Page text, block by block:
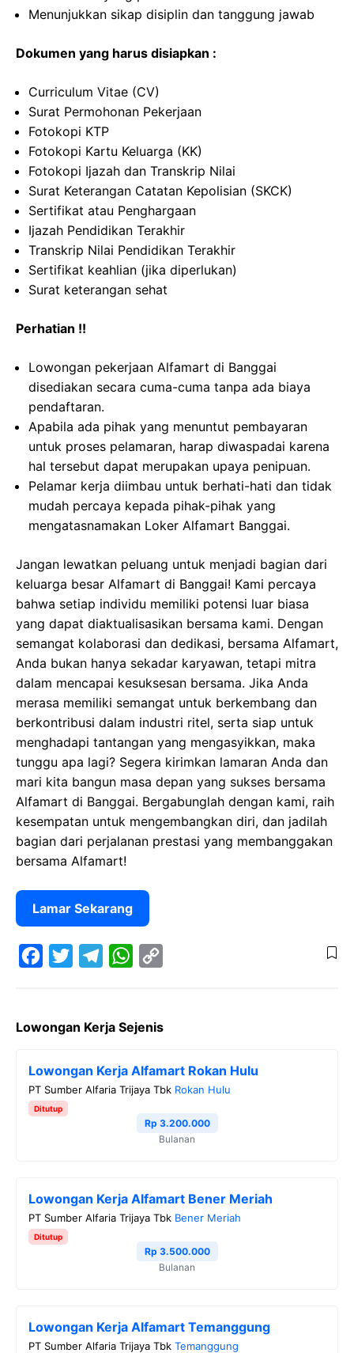
Menunjukkan sikap disiplin dan tanggung jawab
Dokumen yang harus disiapkan :
Curriculum Vitae (CV)
Surat Permohonan Pekerjaan
Fotokopi KTP
Fotokopi Kartu Keluarga (KK)
Fotokopi Ijazah dan Transkrip Nilai
Surat Keterangan Catatan Kepolisian (SKCK)
Sertifikat atau Penghargaan
Ijazah Pendidikan Terakhir
Transkrip Nilai Pendidikan Terakhir
Sertifikat keahlian (jika diperlukan)
Surat keterangan sehat
Perhatian !!
Lowongan pekerjaan Alfamart di Banggai
disediakan secara cuma-cuma tanpa ada biaya
pendaftaran.
Apabila ada pihak yang menuntut pembayaran
untuk proses pelamaran, harap diwaspadai karena
hal tersebut dapat merupakan upaya penipuan.
Pelamar kerja diimbau untuk berhati-hati dan tidak
mudah percaya kepada pihak-pihak yang
mengatasnamakan Loker Alfamart Banggai.
Jangan lewatkan peluang untuk menjadi bagian dari
keluarga besar Alfamart di Banggai! Kami percaya
bahwa setiap individu memiliki potensi luar biasa
yang dapat diaktualisasikan bersama kami. Dengan
semangat kolaborasi dan dedikasi, bersama Alfamart,
Anda bukan hanya sekadar karyawan, tetapi mitra
dalam mencapai kesuksesan bersama. Jika Anda
merasa memiliki semangat untuk berkembang dan
berkontribusi dalam industri ritel, serta siap untuk
menghadapi tantangan yang mengasyikkan, maka
tunggu apa lagi? Segera kirimkan lamaran Anda dan
mari kita bangun masa depan yang sukses bersama
Alfamart di Banggai. Bergabunglah dengan kami, raih
kesempatan untuk mengembangkan diri, dan jadilah
bagian dari perjalanan prestasi yang membanggakan
bersama Alfamart!
Lamar Sekarang
c
i
t
e
r
l
g
r
a
s
A
p
L
i
n
Lowongan Kerja Sejenis
Lowongan Kerja Alfamart Rokan Hulu
PT Sumber Alfaria Trijaya Tbk Rokan Hulu
Ditutup
Rp 3.200.000
Bulanan
Lowongan Kerja Alfamart Bener Meriah
PT Sumber Alfaria Trijaya Tbk Bener Meriah
Ditutup
Rp 3.500.000
Bulanan
Lowongan Kerja Alfamart Temanggung
PT Sumber Alfaria Trijaya Tbk Temanggung